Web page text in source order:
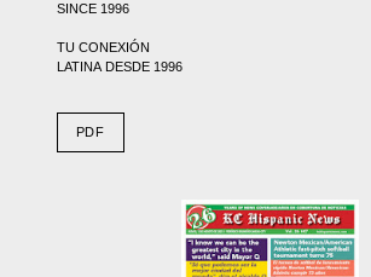
SINCE 1996
TU CONEXIÓN
LATINA DESDE 1996
PDF